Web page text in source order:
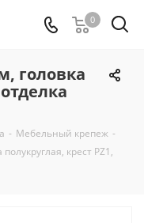
0
головка
- Мебельный крепеж -
крест PZ1,